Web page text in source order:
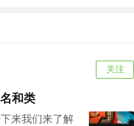
关注
和类
来我们来了解